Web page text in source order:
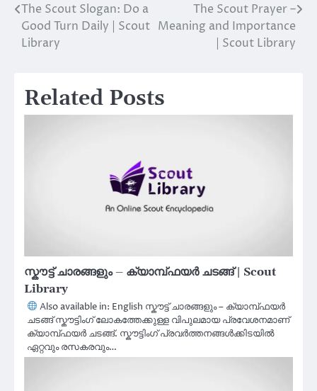
Post
navigation
The Scout Slogan: Do a
Good Turn Daily | Scout
Library
The Scout Prayer –
Meaning and Importance
| Scout Library
Related Posts
സ്കൗട്ട് ചാരങ്ങളും – ക്യാമ്പ്‌ഫയർ ചടങ്ങ് | Scout
Library
Also available in: English സ്കൗട്ട് ചാരങ്ങളും – ക്യാമ്പ്‌ഫയർ
ചടങ്ങ് സ്കൗട്ടിംഗ് ലോകത്തേക്കുള്ള വിപുലമായ പ്രവേശനമാണ്
ക്യാമ്പ്‌ഫയർ ചടങ്ങ്. സ്കൗട്ടിംഗ് പ്രവർത്തനങ്ങൾക്കിടയിൽ
ഏറ്റവും രസകരവും…